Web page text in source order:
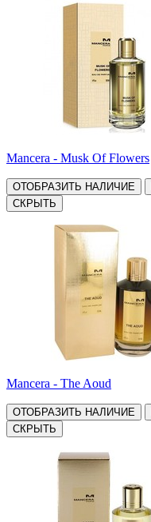
Mancera - Musk Of Flowers
ОТОБРАЗИТЬ НАЛИЧИЕ
СКРЫТЬ
Mancera - The Aoud
ОТОБРАЗИТЬ НАЛИЧИЕ
СКРЫТЬ